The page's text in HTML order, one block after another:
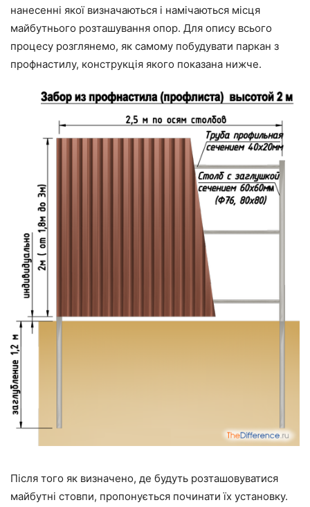
нанесенні якої визначаються і намічаються місця
майбутнього розташування опор. Для опису всього
процесу розглянемо, як самому побудувати паркан з
профнастилу, конструкція якого показана нижче.
Після того як визначено, де будуть розташовуватися
майбутні стовпи, пропонується починати їх установку.